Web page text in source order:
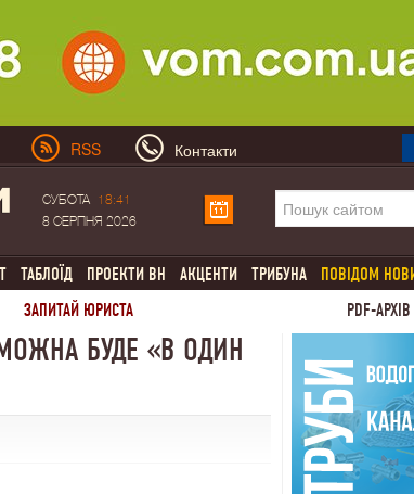
RSS Контакти
СУБОТА
18:41
8 СЕРПНЯ 2026
ТАБЛОЇД ПРОЕКТИ ВН АКЦЕНТИ ТРИБУНА ПОВІДОМ
ЗАПИТАЙ ЮРИСТА PDF-
БУДЕ «В ОДИН